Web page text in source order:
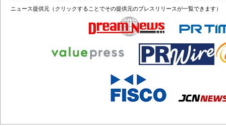
ニュース提供元（クリックすることでその提供元のプレスリリースが一覧できます）